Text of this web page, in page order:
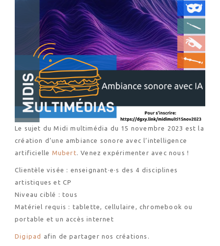
Le sujet du Midi multimédia du 15 novembre 2023 est la
création d’une ambiance sonore avec l’intelligence
artificielle Mubert. Venez expérimenter avec nous !
Clientèle visée : enseignant·e·s des 4 disciplines
artistiques et CP
Niveau ciblé : tous
Matériel requis : tablette, cellulaire, chromebook ou
portable et un accès internet
Digipad afin de partager nos créations.